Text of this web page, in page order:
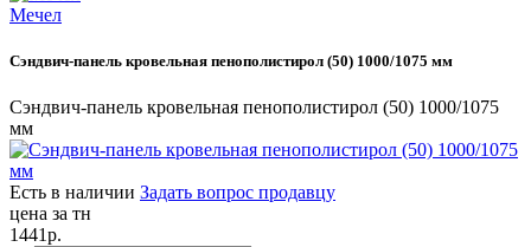
Мечел
Сэндвич-панель кровельная пенополистирол (50) 1000/1075 мм
Сэндвич-панель кровельная пенополистирол (50) 1000/1075
мм
Есть в наличии Задать вопрос продавцу
цена за тн
1441р.